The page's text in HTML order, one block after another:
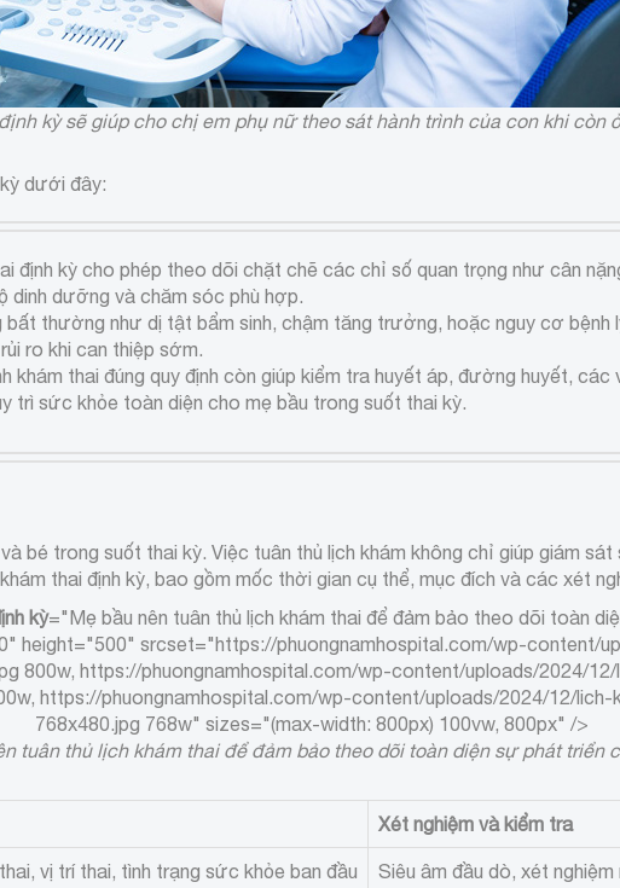
kỳ sẽ giúp cho chị em phụ nữ theo sát hành trình của con khi còn
dưới đây:
định kỳ cho phép theo dõi chặt chẽ các chỉ số quan trọng như cân
dinh dưỡng và chăm sóc phù hợp.
bất thường như dị tật bẩm sinh, chậm tăng trưởng, hoặc nguy cơ bệnh
ro khi can thiệp sớm.
khám thai đúng quy định còn giúp kiểm tra huyết áp, đường huyết,
trì sức khỏe toàn diện cho mẹ bầu trong suốt thai kỳ.
bé trong suốt thai kỳ. Việc tuân thủ lịch khám không chỉ giúp giám
thai định kỳ, bao gồm mốc thời gian cụ thể, mục đích và các xét
kỳ="Mẹ bầu nên tuân thủ lịch khám thai để đảm bảo theo dõi toàn
height="500" srcset="https://phuongnamhospital.com/wp-content/
800w, https://phuongnamhospital.com/wp-content/uploads/2024/
https://phuongnamhospital.com/wp-content/uploads/2024/12/lich-
768x480.jpg 768w" sizes="(max-width: 800px) 100vw, 800px" />
tuân thủ lịch khám thai để đảm bảo theo dõi toàn diện sự phát triển
Xét nghiệm và kiểm tra
vị trí thai, tình trạng sức khỏe ban đầu Siêu âm đầu dò, xét